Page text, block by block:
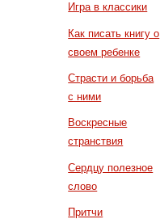
Игра в классики
Как писать книгу о
своем ребенке
Страсти и борьба
с ними
Воскресные
странствия
Сердцу полезное
слово
Притчи